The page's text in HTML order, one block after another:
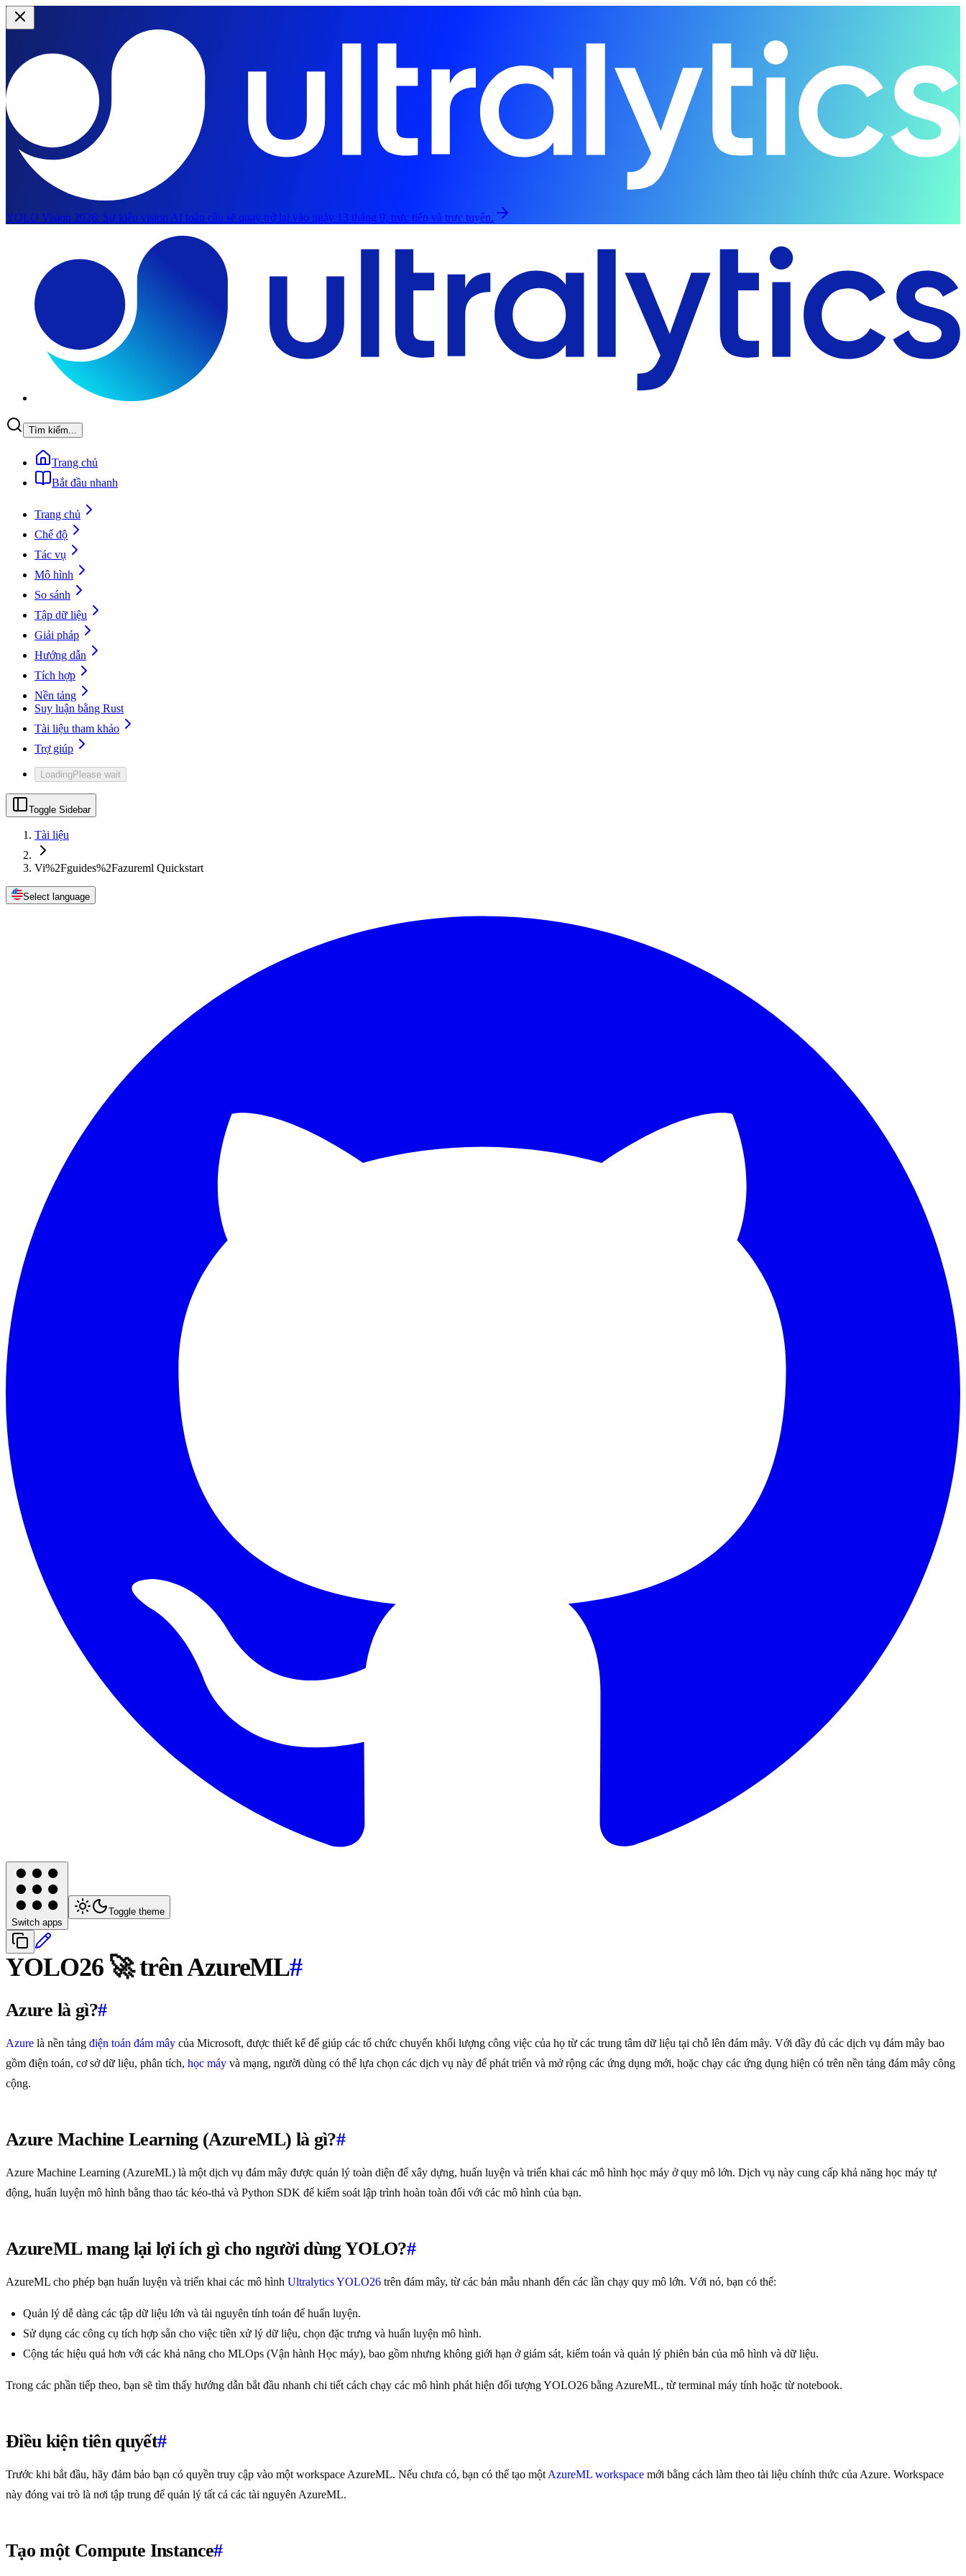
YOLO Vision 2026: Sự kiện vision AI toàn cầu sẽ quay trở lại vào ngày 13 tháng 9, trực tiếp và trực tuyến.
Tìm kiếm...
Trang chủ
Bắt đầu nhanh
Trang chủ
Chế độ
Tác vụ
Mô hình
So sánh
Tập dữ liệu
Giải pháp
Hướng dẫn
Tích hợp
Nền tảng
Suy luận bằng Rust
Tài liệu tham khảo
Trợ giúp
LoadingPlease wait
Toggle Sidebar
Tài liệu
Vi%2Fguides%2Fazureml Quickstart
Select language
Switch apps
Toggle theme
YOLO26 🚀 trên AzureML#
Azure là gì?#
Azure là nền tảng điện toán đám mây của Microsoft, được thiết kế để giúp các tổ chức chuyển khối lượng công việc của họ từ các trung tâm dữ liệu tại chỗ lên đám mây. Với đầy đủ các dịch vụ đám mây bao
gồm điện toán, cơ sở dữ liệu, phân tích, học máy và mạng, người dùng có thể lựa chọn các dịch vụ này để phát triển và mở rộng các ứng dụng mới, hoặc chạy các ứng dụng hiện có trên nền tảng đám mây công
cộng.
Azure Machine Learning (AzureML) là gì?#
Azure Machine Learning (AzureML) là một dịch vụ đám mây được quản lý toàn diện để xây dựng, huấn luyện và triển khai các mô hình học máy ở quy mô lớn. Dịch vụ này cung cấp khả năng học máy tự
động, huấn luyện mô hình bằng thao tác kéo-thả và Python SDK để kiểm soát lập trình hoàn toàn đối với các mô hình của bạn.
AzureML mang lại lợi ích gì cho người dùng YOLO?#
AzureML cho phép bạn huấn luyện và triển khai các mô hình Ultralytics YOLO26 trên đám mây, từ các bản mẫu nhanh đến các lần chạy quy mô lớn. Với nó, bạn có thể:
Quản lý dễ dàng các tập dữ liệu lớn và tài nguyên tính toán để huấn luyện.
Sử dụng các công cụ tích hợp sẵn cho việc tiền xử lý dữ liệu, chọn đặc trưng và huấn luyện mô hình.
Cộng tác hiệu quả hơn với các khả năng cho MLOps (Vận hành Học máy), bao gồm nhưng không giới hạn ở giám sát, kiểm toán và quản lý phiên bản của mô hình và dữ liệu.
Trong các phần tiếp theo, bạn sẽ tìm thấy hướng dẫn bắt đầu nhanh chi tiết cách chạy các mô hình phát hiện đối tượng YOLO26 bằng AzureML, từ terminal máy tính hoặc từ notebook.
Điều kiện tiên quyết#
Trước khi bắt đầu, hãy đảm bảo bạn có quyền truy cập vào một workspace AzureML. Nếu chưa có, bạn có thể tạo một AzureML workspace mới bằng cách làm theo tài liệu chính thức của Azure. Workspace
này đóng vai trò là nơi tập trung để quản lý tất cả các tài nguyên AzureML.
Tạo một Compute Instance#